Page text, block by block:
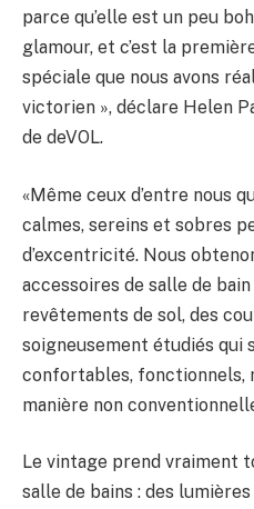
parce qu’elle est un peu
glamour, et c’est la
spéciale que nous avons
victorien », déclare Helen
de deVOL.
«Même ceux d’entre nous
calmes, sereins et sobres
d’excentricité. Nous
accessoires de salle de
revêtements de sol, des
soigneusement étudiés qui
confortables, fonctionnels,
manière non
Le vintage prend vraiment
salle de bains : des